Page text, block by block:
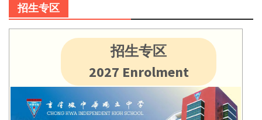
招生专区
招生专区
2027 Enrolment